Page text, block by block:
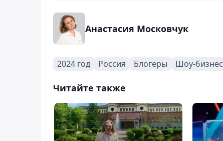
Анастасия Московчук
2024 год Россия Блогеры Шоу-бизнес
Читайте также